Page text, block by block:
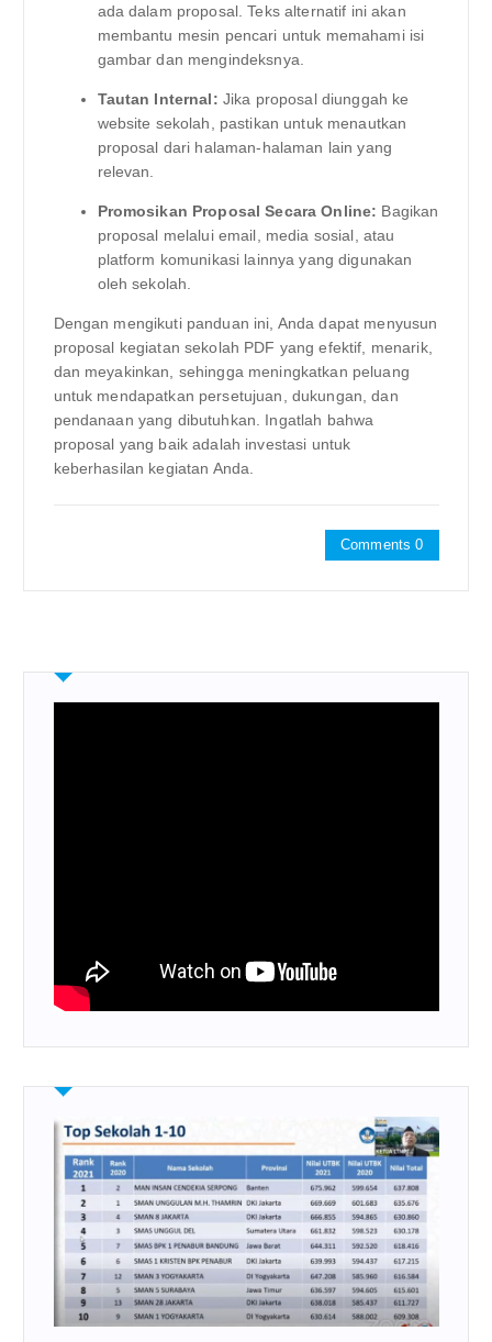
ada dalam proposal. Teks alternatif ini akan
membantu mesin pencari untuk memahami isi
gambar dan mengindeksnya.
Tautan Internal: Jika proposal diunggah ke
website sekolah, pastikan untuk menautkan
proposal dari halaman-halaman lain yang
relevan.
Promosikan Proposal Secara Online: Bagikan
proposal melalui email, media sosial, atau
platform komunikasi lainnya yang digunakan
oleh sekolah.
Dengan mengikuti panduan ini, Anda dapat menyusun
proposal kegiatan sekolah PDF yang efektif, menarik,
dan meyakinkan, sehingga meningkatkan peluang
untuk mendapatkan persetujuan, dukungan, dan
pendanaan yang dibutuhkan. Ingatlah bahwa
proposal yang baik adalah investasi untuk
keberhasilan kegiatan Anda.
Comments 0